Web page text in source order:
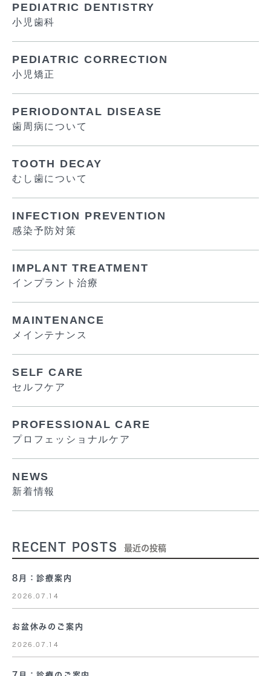
PEDIATRIC DENTISTRY
小児歯科
PEDIATRIC CORRECTION
小児矯正
PERIODONTAL DISEASE
歯周病について
TOOTH DECAY
むし歯について
INFECTION PREVENTION
感染予防対策
IMPLANT TREATMENT
インプラント治療
MAINTENANCE
メインテナンス
SELF CARE
セルフケア
PROFESSIONAL CARE
プロフェッショナルケア
NEWS
新着情報
RECENT POSTS 最近の投稿
8月：診療案内
2026.07.14
お盆休みのご案内
2026.07.14